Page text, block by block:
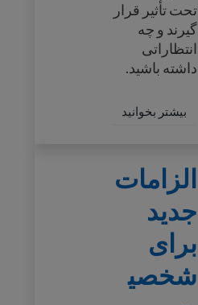
تحت تأثیر قرار
گیرند و چه
انتظاراتی
داشته باشید.
بیشتر بخوانید
الزامات
جدید
برای
شخصی